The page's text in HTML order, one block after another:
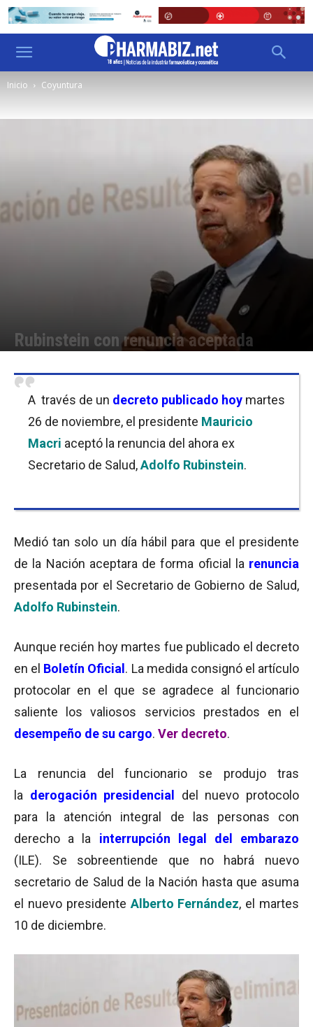
Inicio Coyuntura
Rubinstein con renuncia aceptada
A través de un decreto publicado hoy martes
26 de noviembre, el presidente Mauricio
Macri aceptó la renuncia del ahora ex
Secretario de Salud,Adolfo Rubinstein.
Medió tan solo un día hábil para que el presidente
de la Nación aceptara de forma oficial la renuncia
presentada por el Secretario de Gobierno de Salud,
Adolfo Rubinstein.
Aunque recién hoy martes fue publicado el decreto
en el Boletín Oficial . La medida consignó el artículo
protocolar en el que se agradece al funcionario
saliente los valiosos servicios prestados en el
desempeño de su cargo. Ver decreto.
La renuncia del funcionario se produjo tras
la derogación presidencial
del nuevo protocolo
para la atención integral de las personas con
derecho a la interrupción legal del embarazo
(ILE). Se sobreentiende que no habrá nuevo
secretario de Salud de la Nación hasta que asuma
el nuevo presidente Alberto Fernández, el martes
10 de diciembre.